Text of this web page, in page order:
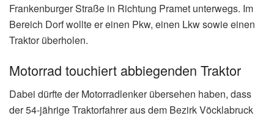
Frankenburger Straße in Richtung Pramet unterwegs. Im
Bereich Dorf wollte er einen Pkw, einen Lkw sowie einen
Traktor überholen.
Motorrad touchiert abbiegenden Traktor
Dabei dürfte der Motorradlenker übersehen haben, dass
der 54-jährige Traktorfahrer aus dem Bezirk Vöcklabruck